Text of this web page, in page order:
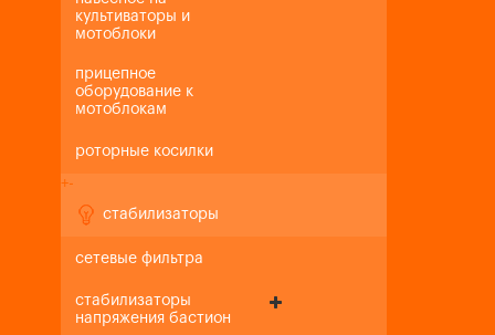
культиваторы и
мотоблоки
прицепное
оборудование к
мотоблокам
роторные косилки
+-
стабилизаторы
сетевые фильтра
стабилизаторы
напряжения бастион